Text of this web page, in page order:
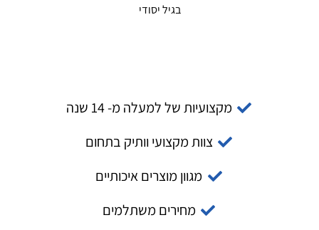
בגיל יסודי
מקצועיות של למעלה מ- 14 שנה
צוות מקצועי וותיק בתחום
מגוון מוצרים איכותיים
מחירים משתלמים